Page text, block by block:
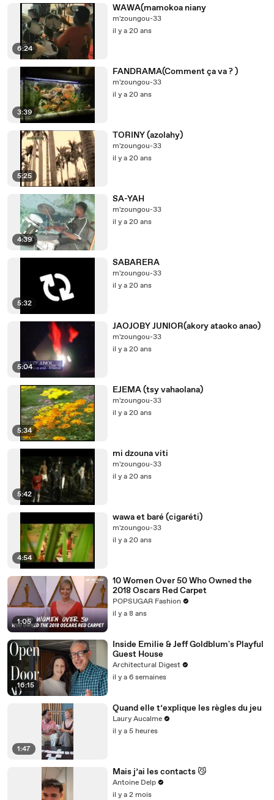
6:24
WAWA(mamokoa niany
m'zoungou-33
il y a 20 ans
3:39
FANDRAMA(Comment ça va ? )
m'zoungou-33
il y a 20 ans
5:25
TORINY (azolahy)
m'zoungou-33
il y a 20 ans
4:39
SA-YAH
m'zoungou-33
il y a 20 ans
5:32
SABARERA
m'zoungou-33
il y a 20 ans
5:04
JAOJOBY JUNIOR(akory ataoko anao)
m'zoungou-33
il y a 20 ans
5:34
EJEMA (tsy vahaolana)
m'zoungou-33
il y a 20 ans
5:42
mi dzouna viti
m'zoungou-33
il y a 20 ans
4:54
wawa et baré (cigaréti)
m'zoungou-33
il y a 20 ans
1:05
10 Women Over 50 Who Owned the
2018 Oscars Red Carpet
POPSUGAR Fashion
il y a 8 ans
16:15
Inside Emilie & Jeff Goldblum's Playful
Guest House
Architectural Digest
il y a 6 semaines
1:47
Quand elle t’explique les règles du jeu
Laury Aucalme
il y a 5 heures
Mais j’ai les contacts 😼
Antoine Delp
il y a 2 mois